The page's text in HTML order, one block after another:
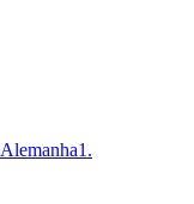
Alemanha1.